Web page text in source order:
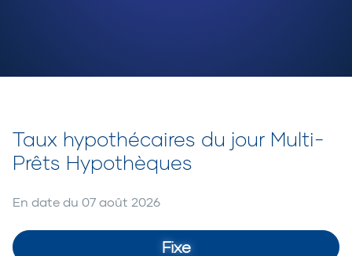
Taux hypothécaires du jour Multi-
Prêts Hypothèques
En date du 07 août 2026
Fixe